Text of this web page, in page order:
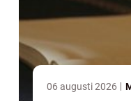
06 augusti 2026